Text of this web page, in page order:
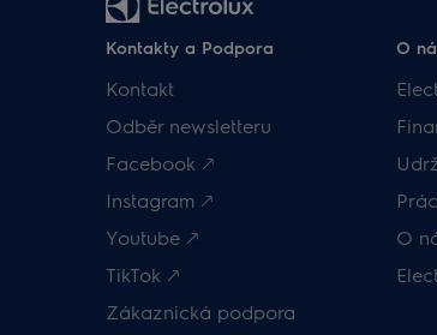
Kontakty a Podpora
Kontakt
Odběr newsletteru
Facebook 🡕
Instagram 🡕
Youtube 🡕
TikTok 🡕
Zákaznická podpora
O
O